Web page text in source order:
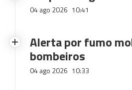
04 ago 2026 10:41
Alerta por fumo
bombeiros
04 ago 2026 10:33